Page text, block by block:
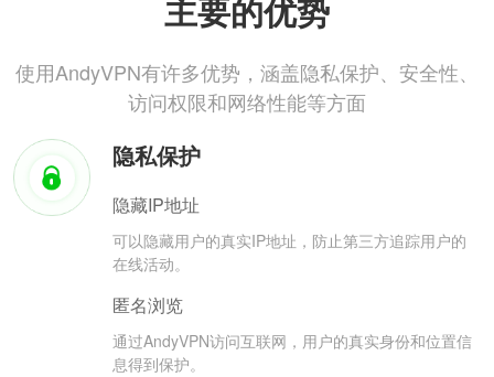
主要的优势
使用AndyVPN有许多优势，涵盖隐私保护、安全性、
访问权限和网络性能等方面
隐私保护
隐藏IP地址
可以隐藏用户的真实IP地址，防止第三方追踪用户的
在线活动。
匿名浏览
通过AndyVPN访问互联网，用户的真实身份和位置信
息得到保护。